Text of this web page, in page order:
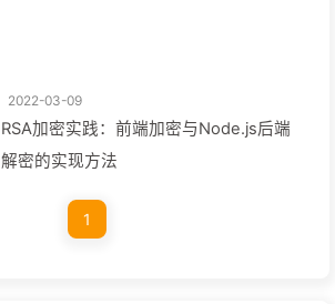
2022-03-09
RSA加密实践：前端加密与Node.js后端
解密的实现方法
1